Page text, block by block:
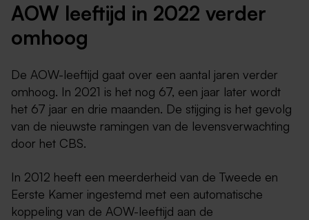
AOW leeftijd in 2022 verder
omhoog
De AOW-leeftijd gaat over een aantal jaren verder
omhoog. In 2021 is het nog 67, een jaar later wordt
het 67 jaar en drie maanden. De stijging is het gevolg
van de nieuwste ramingen van de levensverwachting
door het CBS.
In 2012 heeft een meerderheid van de Tweede en
Eerste Kamer ingestemd met een automatische
koppeling van de AOW-leeftijd aan de